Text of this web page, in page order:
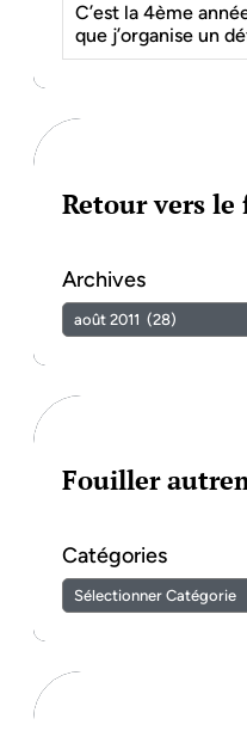
C’est la 4ème
que j’organise un
Retour vers
Archives
Fouiller
Catégories